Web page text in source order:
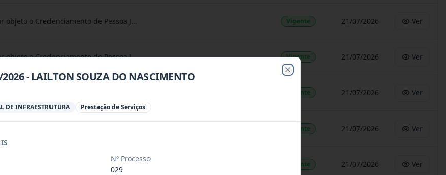
objeto o Credenciamento de Pessoa J... Vigente 21/07/2026 Ver
o Credenciamento de Pessoa J... Vigente 21/07/2026 Ver
objeto o Credenciamento de Pessoa J Vigente 21/07/2026 Ver
Vigente 21/07/2026 Ver
objeto o Credenciamento de Pessoa J... Vigente 21/07/2026 Ver
- LAILTON SOUZA DO NASCIMENTO
DE INFRAESTRUTURA Prestação de Serviços
Nº Processo
029
Close